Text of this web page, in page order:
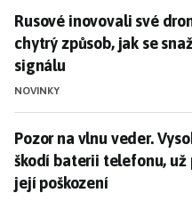
Rusové inovovali své
Rusové inovovali své
chytrý způsob, jak se
signálu
NOVINKY
Pozor na vlnu veder.
Pozor na vlnu veder.
škodí baterii telefonu, už
její poškození